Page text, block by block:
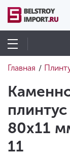
Главная /
80х11
11